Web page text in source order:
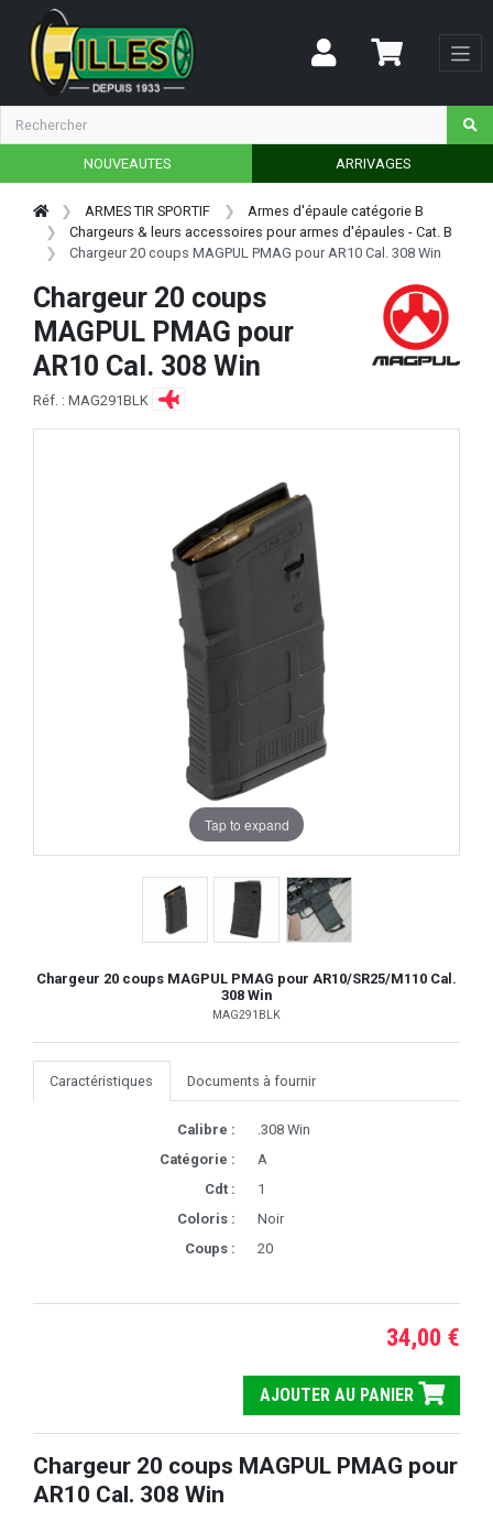
NOUVEAUTES ARRIVAGES
ARMES TIR SPORTIF
Armes d'épaule catégorie B
Chargeurs & leurs accessoires pour armes d'épaules - Cat. B
Chargeur 20 coups MAGPUL PMAG pour AR10 Cal. 308 Win
Chargeur 20 coups
MAGPUL PMAG pour
AR10 Cal. 308 Win
Réf. : MAG291BLK
Tap to expand
Chargeur 20 coups MAGPUL PMAG pour AR10/SR25/M110 Cal.
308 Win
MAG291BLK
Caractéristiques Documents à fournir
Calibre :
.308 Win
Catégorie :
A
Cdt :
1
Coloris :
Noir
Coups :
20
34,00 €
AJOUTER AU PANIER
Chargeur 20 coups MAGPUL PMAG pour
AR10 Cal. 308 Win